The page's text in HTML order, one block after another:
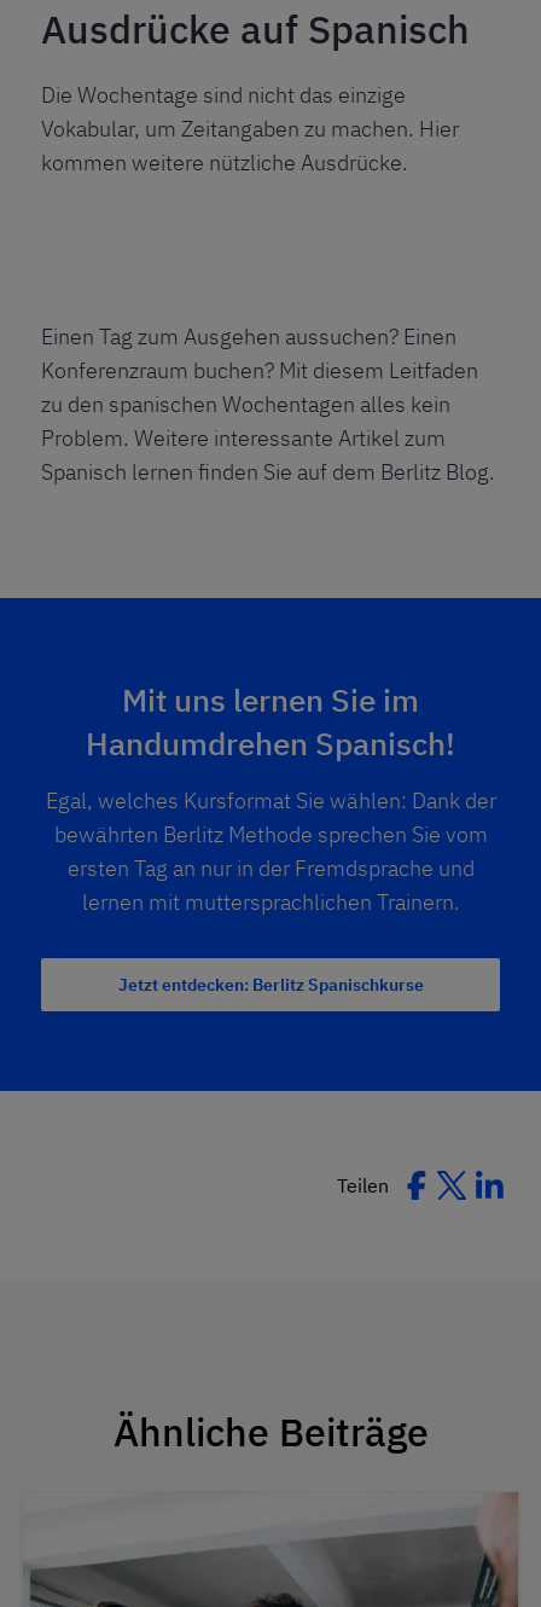
Ausdrücke auf Spanisch
Die Wochentage sind nicht das einzige
Vokabular, um Zeitangaben zu machen. Hier
kommen weitere nützliche Ausdrücke.
Einen Tag zum Ausgehen aussuchen? Einen
Konferenzraum buchen? Mit diesem Leitfaden
zu den spanischen Wochentagen alles kein
Problem. Weitere interessante Artikel zum
Spanisch lernen finden Sie auf dem Berlitz Blog.
Mit uns lernen Sie im
Handumdrehen Spanisch!
Egal, welches Kursformat Sie wählen: Dank der
bewährten Berlitz Methode sprechen Sie vom
ersten Tag an nur in der Fremdsprache und
lernen mit muttersprachlichen Trainern.
Jetzt entdecken: Berlitz Spanischkurse
Teilen
Ähnliche Beiträge